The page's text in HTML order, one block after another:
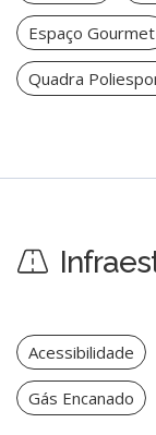
Espaço Gourmet
Quadra
Acessibilidade
Gás Encanado